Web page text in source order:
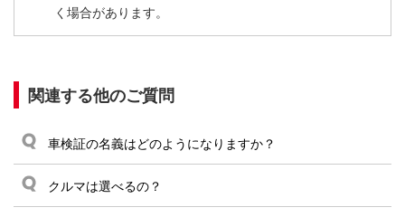
く場合があります。
関連する他のご質問
車検証の名義はどのようになりますか？
クルマは選べるの？